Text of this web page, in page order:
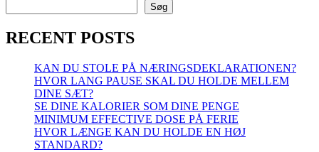
Søg
RECENT POSTS
KAN DU STOLE PÅ NÆRINGSDEKLARATIONEN?
HVOR LANG PAUSE SKAL DU HOLDE MELLEM
DINE SÆT?
SE DINE KALORIER SOM DINE PENGE
MINIMUM EFFECTIVE DOSE PÅ FERIE
HVOR LÆNGE KAN DU HOLDE EN HØJ
STANDARD?